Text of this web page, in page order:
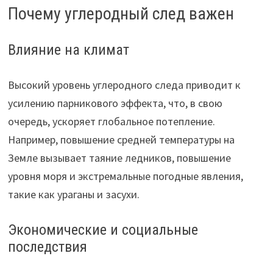
Почему углеродный след важен
Влияние на климат
Высокий уровень углеродного следа приводит к
усилению парникового эффекта, что, в свою
очередь, ускоряет глобальное потепление.
Например, повышение средней температуры на
Земле вызывает таяние ледников, повышение
уровня моря и экстремальные погодные явления,
такие как ураганы и засухи.
Экономические и социальные
последствия